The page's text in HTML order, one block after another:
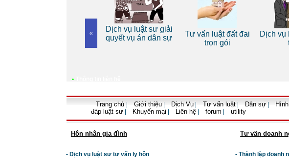
«
Dịch vụ luật sư bào
Dịch vụ luật sư giải
quyết vụ án dân sự
Tư vấn luật đất đai
trọn gói
Dịch vụ
•
Trang chủ Giới thiệu Dịch Vụ Tư vấn luật Dân sự
đáp luật sư
Khuyến mại Liên hệ forum utility
Hôn nhân gia đình
- Dịch vụ luật sư tư vấn ly hôn
Tư vấn doanh
- Thành lập doanh